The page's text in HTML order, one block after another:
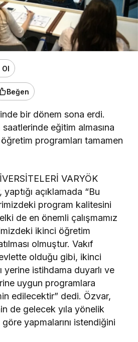
Beğen
bir dönem sona erdi.
eğitim almasına
programları tamamen
VARYÖK
açıklamada “Bu
program kalitesini
de en önemli çalışmamız
ikinci öğretim
olmuştur. Vakıf
olduğu gibi, ikinci
yerine istihdama duyarlı ve
uygun programlara
edilecektir” dedi. Özvar,
de gelecek yıla yönelik
göre yapmalarını istendiğini